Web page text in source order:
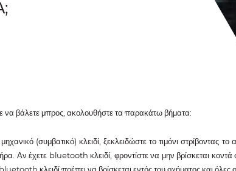
να βάλετε μπρος, ακολουθήστε τα παρακάτω βήματα:
(συμβατικό) κλειδί, ξεκλειδώστε το τιμόνι στρίβοντας
Αν έχετε bluetooth κλειδί, φροντίστε να μην βρίσκεται